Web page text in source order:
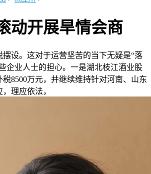
动开展旱情会商
。这对于运营坚苦的当下无疑是“落
企业人士的担心。一是湖北枝江酒业股
8500万元，并继续维持针对河南、山东
理应依法，